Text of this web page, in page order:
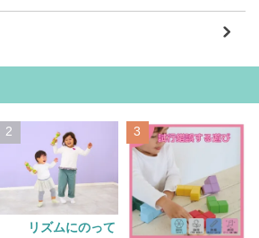
2
リズムにのって
3